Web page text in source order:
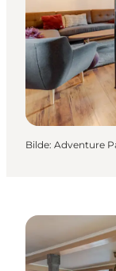
Bilde: Adventure